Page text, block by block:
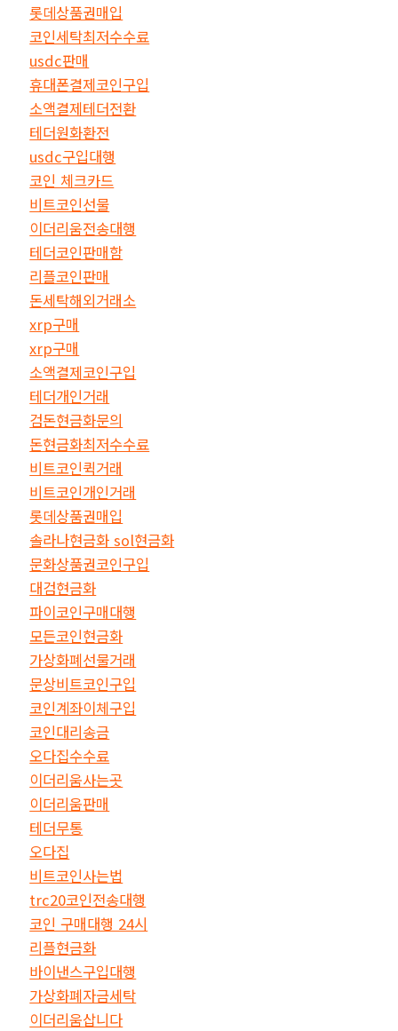
롯데상품권매입
코인세탁최저수수료
usdc판매
휴대폰결제코인구입
소액결제테더전환
테더원화환전
usdc구입대행
코인 체크카드
비트코인선물
이더리움전송대행
테더코인판매함
리플코인판매
돈세탁해외거래소
xrp구매
xrp구매
소액결제코인구입
테더개인거래
검돈현금화문의
돈현금화최저수수료
비트코인퀵거래
비트코인개인거래
롯데상품권매입
솔라나현금화 sol현금화
문화상품권코인구입
대검현금화
파이코인구매대행
모든코인현금화
가상화폐선물거래
문상비트코인구입
코인계좌이체구입
코인대리송금
오다집수수료
이더리움사는곳
이더리움판매
테더무통
오다집
비트코인사는법
trc20코인전송대행
코인 구매대행 24시
리플현금화
바이낸스구입대행
가상화폐자금세탁
이더리움삽니다